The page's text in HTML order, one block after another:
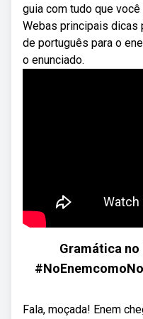
guia com tudo que
Webas principais dicas
de português para o
o enunciado.
Gramática no
Fala, moçada! Enem